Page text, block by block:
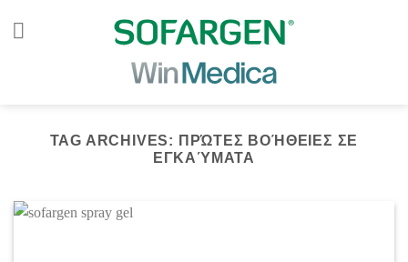
TAG ARCHIVES: ΠΡΏΤΕΣ ΒΟΉΘΕΙΕΣ ΣΕ
ΕΓΚΑΎΜΑΤΑ